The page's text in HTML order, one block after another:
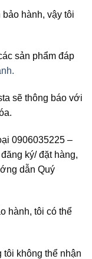
hành, vậy tôi
sản phẩm đáp
sẽ thông báo với
0906035225 –
ký/ đặt hàng,
dẫn Quý
hành, tôi có thể
tôi không thể nhận